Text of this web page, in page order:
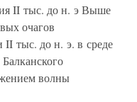
II тыс. до н. э Выше
очагов
II тыс. до н. э. в среде
волны